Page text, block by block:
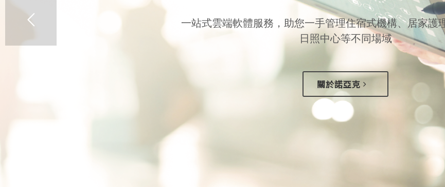
一站式雲端軟體服務，助您一手管理住宿式機構、居家護
日照中心等不同場域
關於諾亞克